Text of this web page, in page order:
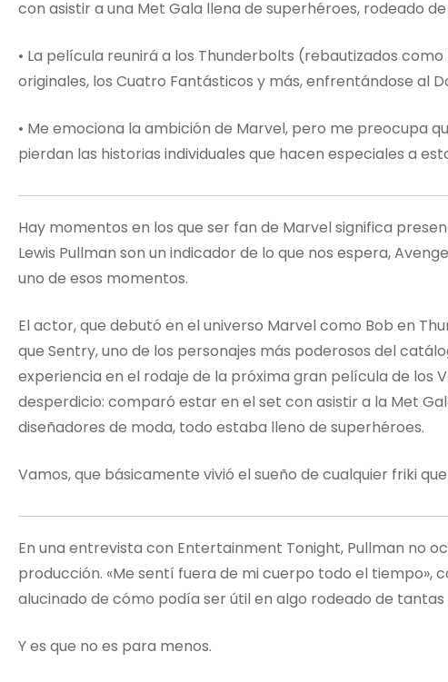
con asistir a una Met Gala llena de superhéroes, rodeado
• La película reunirá a los Thunderbolts (rebautizados
originales, los Cuatro Fantásticos y más, enfrentándose al
• Me emociona la ambición de Marvel, pero me preocupa
pierdan las historias individuales que hacen especiales a
Hay momentos en los que ser fan de Marvel significa
Lewis Pullman son un indicador de lo que nos espera,
uno de esos momentos.
El actor, que debutó en el universo Marvel como Bob en
que Sentry, uno de los personajes más poderosos del
experiencia en el rodaje de la próxima gran película de los
desperdicio: comparó estar en el set con asistir a la Met
diseñadores de moda, todo estaba lleno de superhéroes.
Vamos, que básicamente vivió el sueño de cualquier friki
En una entrevista con Entertainment Tonight, Pullman no
producción. «Me sentí fuera de mi cuerpo todo el tiempo»,
alucinado de cómo podía ser útil en algo rodeado de tantas
Y es que no es para menos.